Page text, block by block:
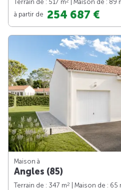
Terrain de : 517 m | Maison de : 89
à partir de 254 687 €
Maison à
Angles (85)
Terrain de : 347 m2 | Maison de : 65